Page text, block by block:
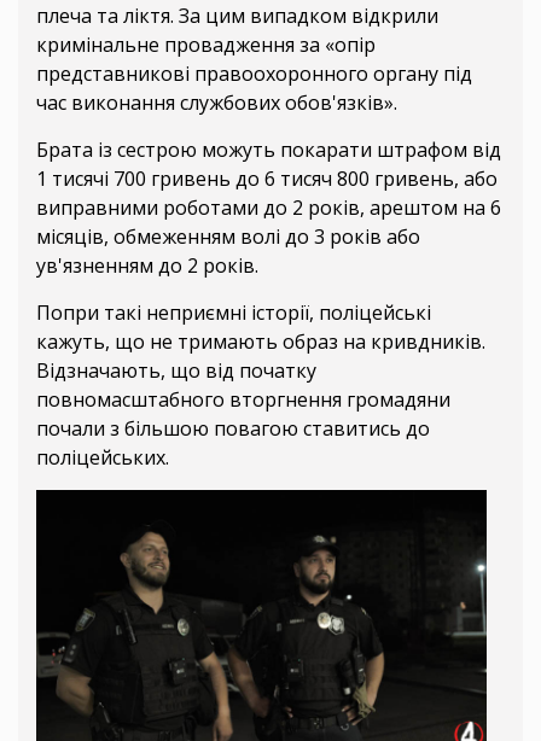
плеча та ліктя. За цим випадком відкрили
кримінальне провадження за «опір
представникові правоохоронного органу під
час виконання службових обов'язків».
Брата із сестрою можуть покарати штрафом від
1 тисячі 700 гривень до 6 тисяч 800 гривень, або
виправними роботами до 2 років, арештом на 6
місяців, обмеженням волі до 3 років або
ув'язненням до 2 років.
Попри такі неприємні історії, поліцейські
кажуть, що не тримають образ на кривдників.
Відзначають, що від початку
повномасштабного вторгнення громадяни
почали з більшою повагою ставитись до
поліцейських.